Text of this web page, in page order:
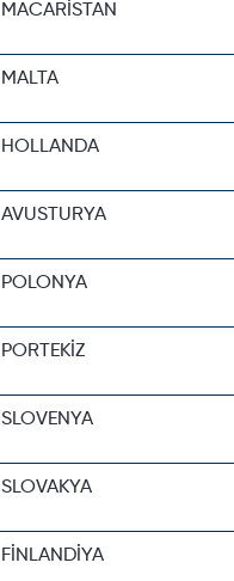
MACARİSTAN
MALTA
HOLLANDA
AVUSTURYA
POLONYA
PORTEKİZ
SLOVENYA
SLOVAKYA
FİNLANDİYA